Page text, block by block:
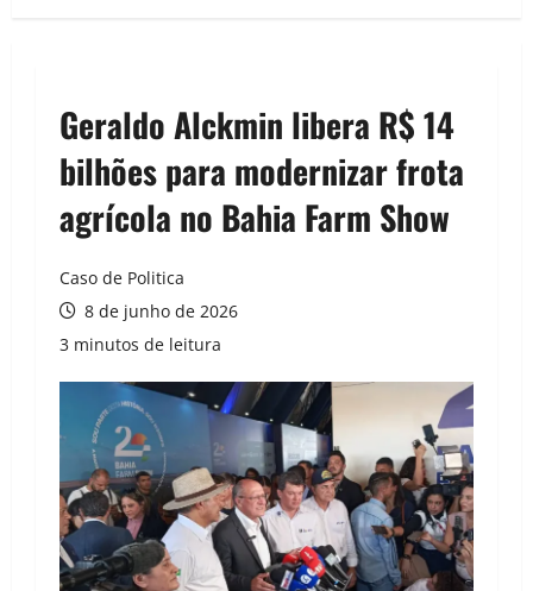
Geraldo Alckmin libera R$ 14
bilhões para modernizar frota
agrícola no Bahia Farm Show
Caso de Politica
8 de junho de 2026
3 minutos de leitura